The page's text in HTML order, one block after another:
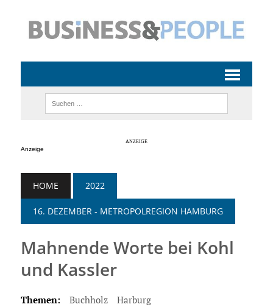
Anzeige
HOME 2022
16. DEZEMBER - METROPOLREGION HAMBURG
Mahnende Worte bei Kohl
und Kassler
Themen: Buchholz Harburg